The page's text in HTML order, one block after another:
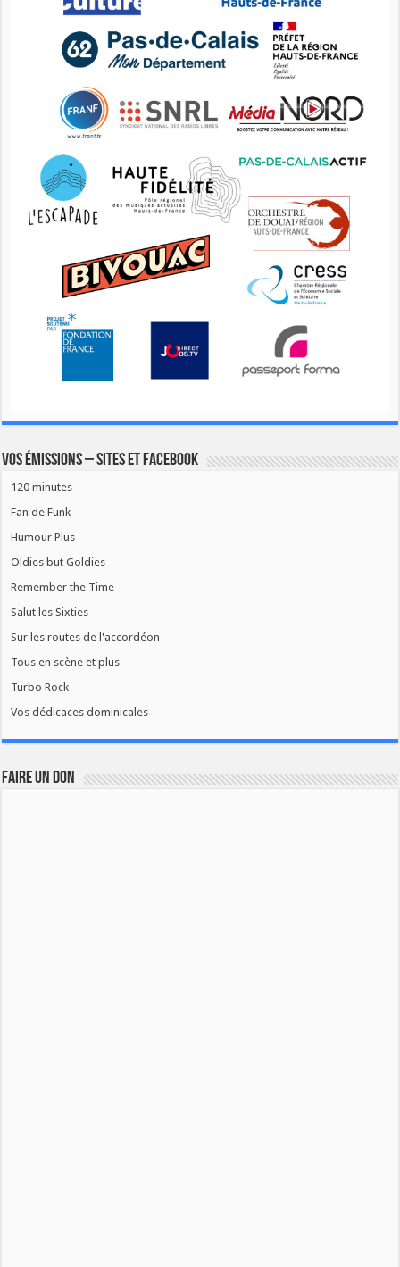
Vos émissions – Sites et Facebook
120 minutes
Fan de Funk
Humour Plus
Oldies but Goldies
Remember the Time
Salut les Sixties
Sur les routes de l'accordéon
Tous en scène et plus
Turbo Rock
Vos dédicaces dominicales
FAIRE UN DON